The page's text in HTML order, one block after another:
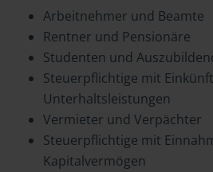
Arbeitnehmer und Beamte
Rentner und Pensionäre
Studenten und
Steuerpflichtige mit
Unterhaltsleistungen
Vermieter und Verpächter
Steuerpflichtige mit
Kapitalvermögen